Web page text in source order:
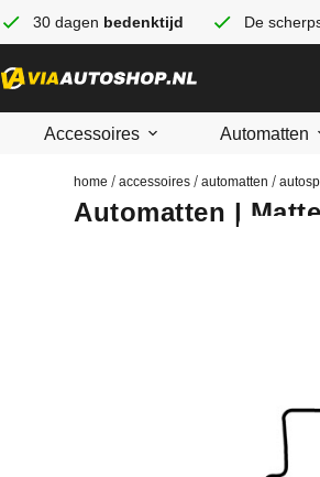
30 dagen bedenktijd De
Accessoires Automatten
home /accessoires /automatten /
Automatten |